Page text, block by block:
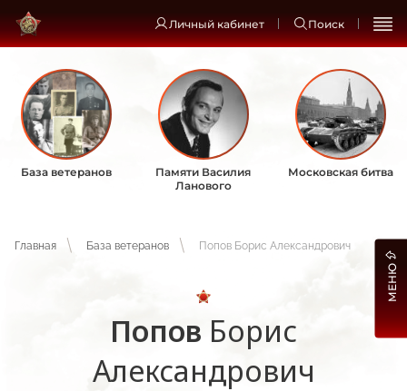
Личный кабинет Поиск
База ветеранов
Памяти Василия
Ланового
Московская битва
Главная База ветеранов Попов Борис Александрович
Попов Борис
Александрович
МЕНЮ